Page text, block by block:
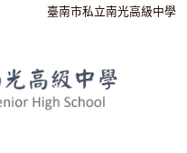
臺南市私立南光高級中學